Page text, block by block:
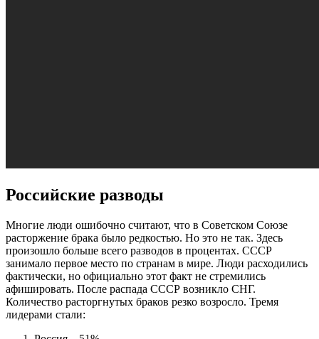
Российские разводы
Многие люди ошибочно считают, что в Советском Союзе
расторжение брака было редкостью. Но это не так. Здесь
произошло больше всего разводов в процентах. СССР
занимало первое место по странам в мире. Люди расходились
фактически, но официально этот факт не стремились
афишировать. После распада СССР возникло СНГ.
Количество расторгнутых браков резко возросло. Тремя
лидерами стали: